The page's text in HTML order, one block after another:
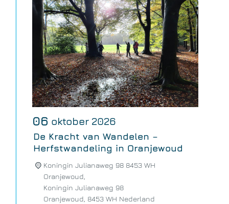
06 oktober 2026
De Kracht van Wandelen –
Herfstwandeling in Oranjewoud
Koningin Julianaweg 98 8453 WH
Oranjewoud,
Koningin Julianaweg 98
Oranjewoud, 8453 WH Nederland